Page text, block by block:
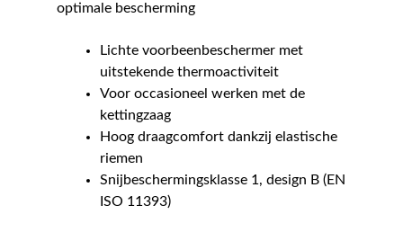
optimale bescherming
Lichte voorbeenbeschermer met
uitstekende thermoactiviteit
Voor occasioneel werken met de
kettingzaag
Hoog draagcomfort dankzij elastische
riemen
Snijbeschermingsklasse 1, design B (EN
ISO 11393)